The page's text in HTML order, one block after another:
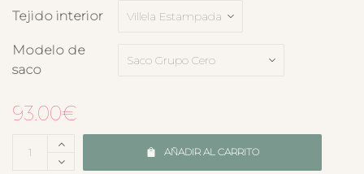
Tejido interior
Modelo de
saco
93.00€
AÑADIR AL CARRITO